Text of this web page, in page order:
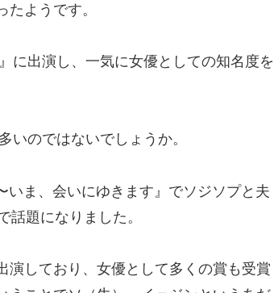
ようです。
に出演し、一気に女優としての知名度を
いのではないでしょうか。
いま、会いにゆきます』でソジソプと夫
題になりました。
演しており、女優として多くの賞も受賞